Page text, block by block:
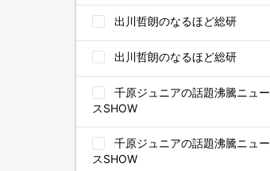
出川哲朗のなるほど総研
出川哲朗のなるほど総研
千原ジュニアの話題沸騰ニュー
スSHOW
千原ジュニアの話題沸騰ニュー
スSHOW